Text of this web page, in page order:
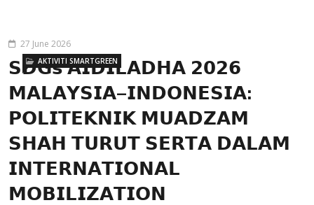
AKTIVITI SMARTGREEN
27 June 2026
𝗦𝗗𝗚𝘀 𝗔𝗜𝗗𝗜𝗟𝗔𝗗𝗛𝗔 𝟮𝟬𝟮𝟲
𝗠𝗔𝗟𝗔𝗬𝗦𝗜𝗔–𝗜𝗡𝗗𝗢𝗡𝗘𝗦𝗜𝗔:
𝗣𝗢𝗟𝗜𝗧𝗘𝗞𝗡𝗜𝗞 𝗠𝗨𝗔𝗗𝗭𝗔𝗠
𝗦𝗛𝗔𝗛 𝗧𝗨𝗥𝗨𝗧 𝗦𝗘𝗥𝗧𝗔 𝗗𝗔𝗟𝗔𝗠
𝗜𝗡𝗧𝗘𝗥𝗡𝗔𝗧𝗜𝗢𝗡𝗔𝗟
𝗠𝗢𝗕𝗜𝗟𝗜𝗭𝗔𝗧𝗜𝗢𝗡